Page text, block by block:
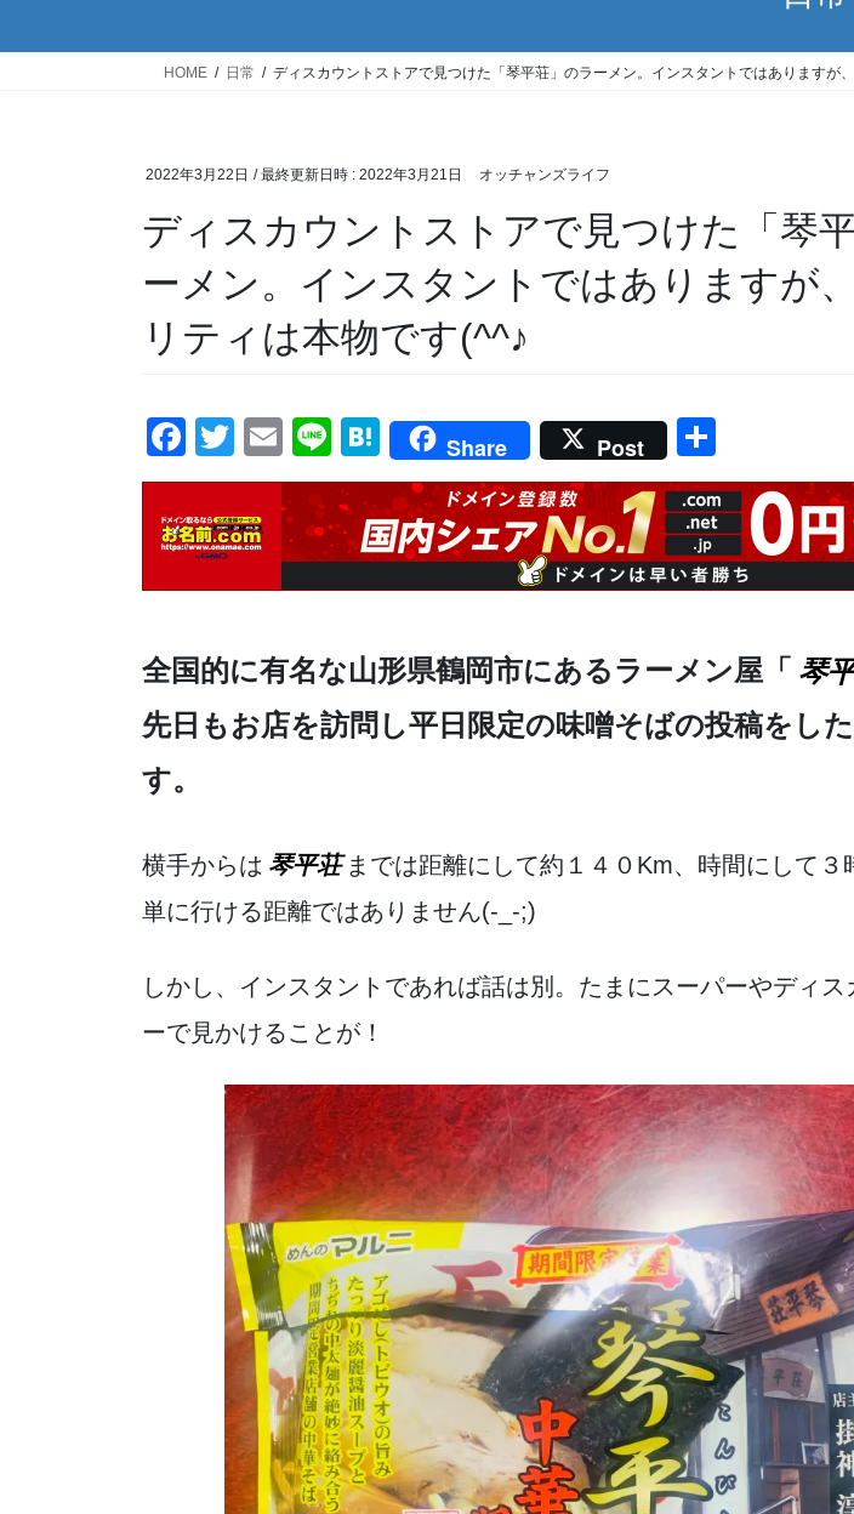
HOME 日常 ディスカウントストアで見つけた「琴平荘」のラーメン。インスタントではありますが
2022年3月22日 / 最終更新日時 : 2022年3月21日 オッチャンズライフ
ディスカウントストアで見つけた「琴
ーメン。インスタントではありますが
リティは本物です(^^♪
F
a
c
e
b
o
k
T
wi
tt
er
E
m
ail
Li
n
e
H
at
e
n
a
Share Post
有
全国的に有名な山形県鶴岡市にあるラーメン屋「 琴
先日もお店を訪問し平日限定の味噌そばの投稿をし
す。
横手からは 琴平荘 までは距離にして約１４０Km、時間にして３
単に行ける距離ではありません(-_-;)
しかし、インスタントであれば話は別。たまにスーパーやディス
ーで見かけることが！